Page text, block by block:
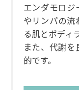
エンダモロジ
やリンパの流
る肌とボディ
また、代謝
的です。